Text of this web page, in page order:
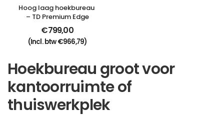
Hoog laag hoekbureau
– TD Premium Edge
€799,00
(Incl. btw€966,79)
Hoekbureau groot voor
kantoorruimte of
thuiswerkplek